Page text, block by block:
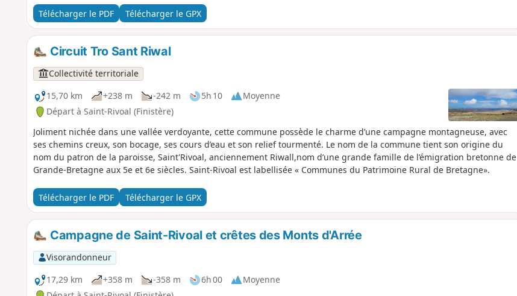
Télécharger le PDF Télécharger le GPX
Circuit Tro Sant Riwal
Collectivité territoriale
15,70 km
+238 m -242 m 5h 10
Moyenne
Départ à Saint-Rivoal (Finistère)
Joliment nichée dans une vallée verdoyante, cette commune possède le charme d’une campagne montagneuse, avec
ses chemins creux, son bocage, ses cours d’eau et son relief tourmenté. Le nom de la commune tient son origine du
nom du patron de la paroisse, Saint'Rivoal, anciennement Riwall,nom d’une grande famille de l’émigration bretonne de
Grande-Bretagne aux 5e et 6e siècles. Saint-Rivoal est labellisée « Communes du Patrimoine Rural de Bretagne».
Télécharger le PDF Télécharger le GPX
Campagne de Saint-Rivoal et crêtes des Monts d'Arrée
Visorandonneur
17,29 km
+358 m -358 m 6h 00
Moyenne